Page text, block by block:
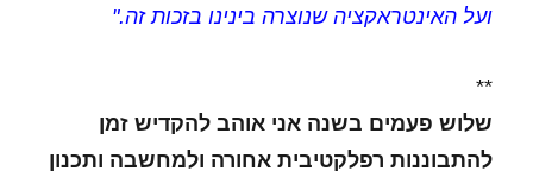
ועל האינטראקציה שנוצרה בינינו בזכות זה."
**
שלוש פעמים בשנה אני אוהב להקדיש זמן
להתבוננות רפלקטיבית אחורה ולמחשבה ותכנון